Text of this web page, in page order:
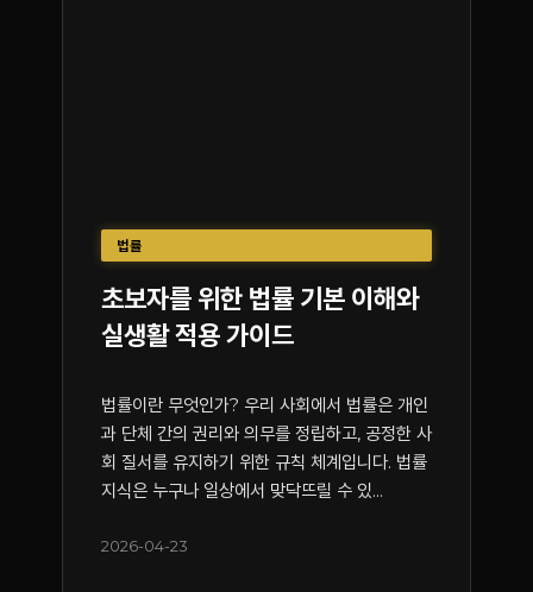
법률
초보자를 위한 법률 기본 이해와
실생활 적용 가이드
법률이란 무엇인가? 우리 사회에서 법률은 개인
과 단체 간의 권리와 의무를 정립하고, 공정한 사
회 질서를 유지하기 위한 규칙 체계입니다. 법률
지식은 누구나 일상에서 맞닥뜨릴 수 있...
2026-04-23